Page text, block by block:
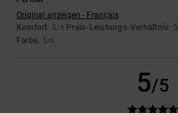
Original anzeigen - Français
Komfort: 5/5 Preis-Leistungs-Verhältnis: 5
Farbe: 5/5
5/5